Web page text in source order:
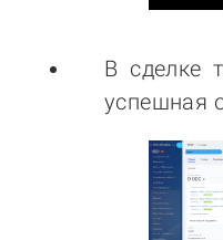
В сделке
успешная